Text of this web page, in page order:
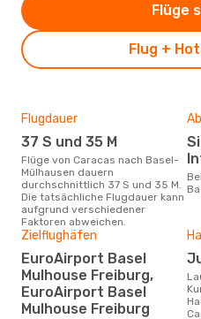
Flug +
Flüge
Flugdauer
37 S und 35 M
Flüge von Caracas nach Basel-
Mülhausen dauern
durchschnittlich 37 S und 35 M.
Die tatsächliche Flugdauer kann
aufgrund verschiedener
Faktoren abweichen.
Simon Bolivar
Bei Flügen von Caracas nach
Zielflughäfen
EuroAirport Basel
Mulhouse Freiburg,
EuroAirport Basel
Mulhouse Freiburg
Laut Suchanfragen unserer